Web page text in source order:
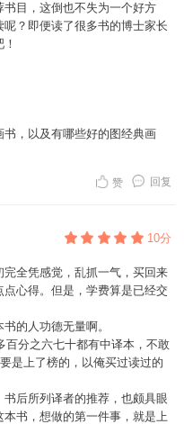
目，这倒也不失为一个好方
？即便读了很多书的博士家长
，以及有哪些好的图经典画
书。
这本书的时候，我对绘本的了
不划算啊，不划算！所以我家
晚，当然了，和我们这一代甚
怎么样呢？
绝对是最好的亲子阅读指导的
短的日子里，加上对国外针对
推荐的200多部经典绘本还是
章的缘故，也有好书没有年龄
低幼，尤其是0-1岁的孩子的
回复
赞
10分
全凭感觉，乱抓一气，买回来
心得。但是，学费算是已经交
的人功德无量啊。
百分之六七十都有中译本，不敢
是上了榜的，以俺买过读过的
后所列译者的推荐，也颇具眼
书，想做的第一件事，就是上